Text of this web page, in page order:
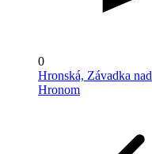
0
Hronská, Závadka
Hronom